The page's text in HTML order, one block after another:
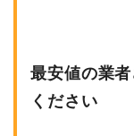
最安値の業
ください